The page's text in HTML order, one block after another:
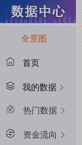
全景图
首页
我的数据
热门数据
资金流向